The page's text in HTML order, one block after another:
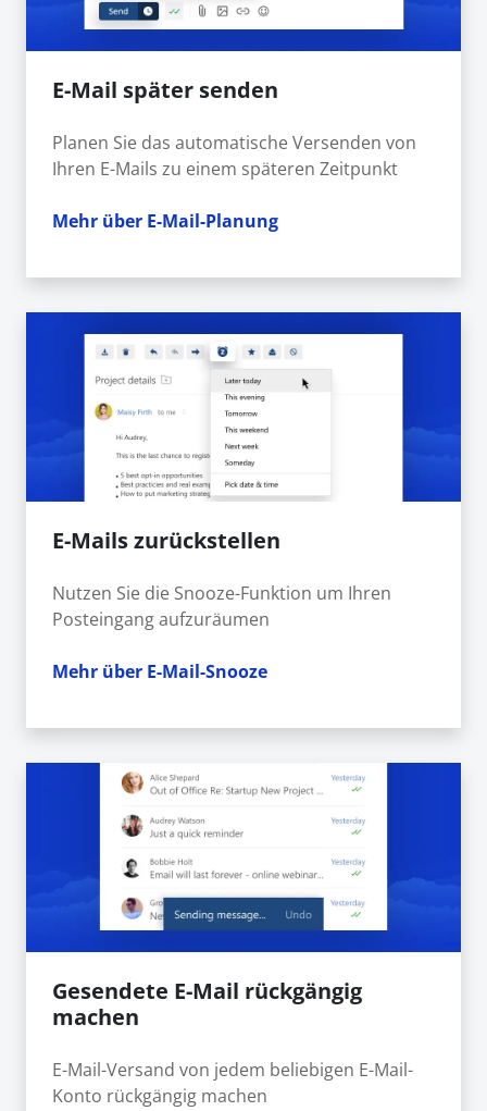
E-Mail später senden
Planen Sie das automatische Versenden von
Ihren E-Mails zu einem späteren Zeitpunkt
Mehr über E-Mail-Planung
E-Mails zurückstellen
Nutzen Sie die Snooze-Funktion um Ihren
Posteingang aufzuräumen
Mehr über E-Mail-Snooze
Gesendete E-Mail rückgängig
machen
E-Mail-Versand von jedem beliebigen E-Mail-
Konto rückgängig machen